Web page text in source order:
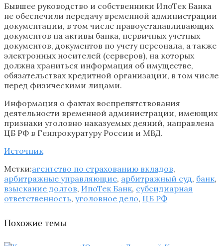
Бывшее руководство и собственники ИпоТек Банка
не обеспечили передачу временной администрации
документации, в том числе правоустанавливающих
документов на активы банка, первичных учетных
документов, документов по учету персонала, а также
электронных носителей (серверов), на которых
должна храниться информация об имуществе,
обязательствах кредитной организации, в том числе
перед физическими лицами.
Информация о фактах воспрепятствования
деятельности временной администрации, имеющих
признаки уголовно наказуемых деяний, направлена
ЦБ РФ в Генпрокуратуру России и МВД.
Источник
Метки:агентство по страхованию вкладов,
арбитражные управляющие, арбитражный суд, банк,
взыскание долгов, ИпоТек Банк, субсидиарная
ответственность, уголовное дело, ЦБ РФ
Похожие темы